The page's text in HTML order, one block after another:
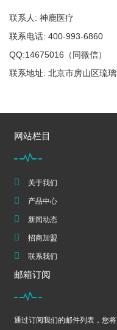
联系人: 神鹿医疗
联系电话: 400-993-6860
QQ:14675016（同微信）
联系地址: 北京市房山区琉
网站栏目
关于我们
产品中心
新闻动态
招商加盟
联系我们
邮箱订阅
通过订阅我们的邮件列表，您